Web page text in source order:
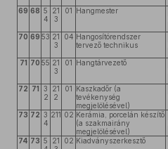
69 68 5
4
21
3
01 Hangmester
70 69 53 21
3
04 Hangosítórendszer
tervező technikus
71 70 55 21
3
01 Hangtárvezető
72 71 3
2
21
2
01 Kaszkadőr (a
tevékenység
megjelölésével)
73 72 3
4
211 02 Kerámia, porcelán készítő
(a szakmairány
megjelölésével)
74 73 5
21
02 Kiadványszerkesztő